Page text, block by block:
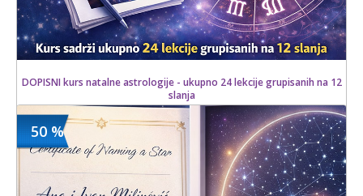
DOPISNI kurs natalne astrologije - ukupno 24 lekcije grupisanih na 12
slanja
Kupljeno
7 kom.
1100 din
3900 din
50 %